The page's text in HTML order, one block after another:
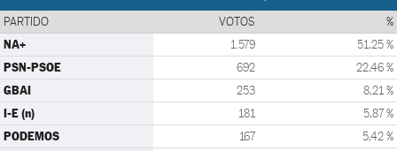
PARTIDO VOTOS %
NA+ 1.579 51,25 %
PSN-PSOE 692 22,46 %
GBAI 253 8,21 %
I-E (n) 181 5,87 %
PODEMOS 167 5,42 %